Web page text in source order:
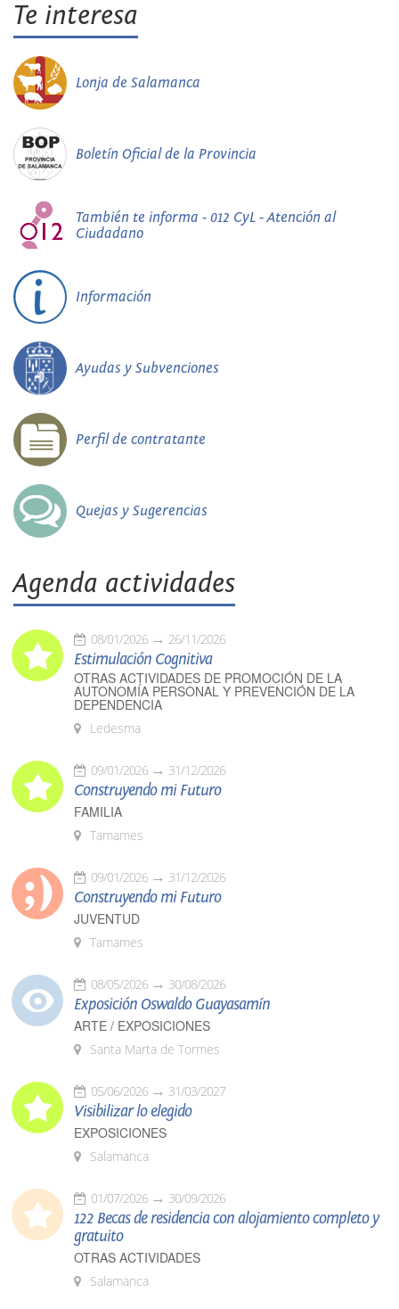
Te interesa
Lonja de Salamanca
Boletín Oficial de la Provincia
También te informa - 012 CyL - Atención al
Ciudadano
Información
Ayudas y Subvenciones
Perfil de contratante
Quejas y Sugerencias
Agenda actividades
08/01/2026 26/11/2026
Estimulación Cognitiva
OTRAS ACTIVIDADES DE PROMOCIÓN DE LA
AUTONOMÍA PERSONAL Y PREVENCIÓN DE LA
DEPENDENCIA
Ledesma
09/01/2026 31/12/2026
Construyendo mi Futuro
FAMILIA
Tamames
09/01/2026 31/12/2026
Construyendo mi Futuro
JUVENTUD
Tamames
08/05/2026 30/08/2026
Exposición Oswaldo Guayasamín
ARTE / EXPOSICIONES
Santa Marta de Tormes
05/06/2026 31/03/2027
Visibilizar lo elegido
EXPOSICIONES
Salamanca
01/07/2026 30/09/2026
122 Becas de residencia con alojamiento completo y
gratuito
OTRAS ACTIVIDADES
Salamanca